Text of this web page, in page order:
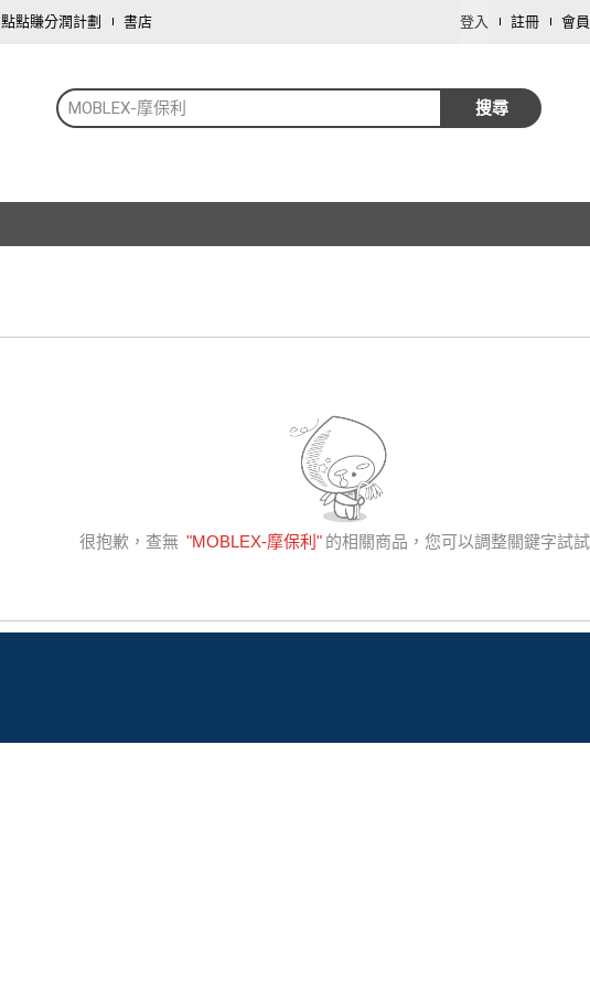
點點賺分潤計劃 書店 登入 註冊 會
MOBLEX-摩保利 搜尋
很抱歉，查無 "MOBLEX-摩保利 " 的相關商品，您可以調整關鍵字試